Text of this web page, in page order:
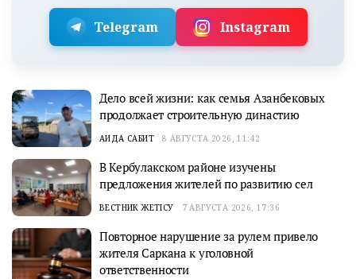
Telegram Instagram
Дело всей жизни: как семья Азанбековых
продолжает строительную династию
АИДА САБИТ 8 АВГУСТА 2026, 11:42
В Кербулакском районе изучены
предложения жителей по развитию сел
ВЕСТНИК ЖЕТІСУ 7 АВГУСТА 2026, 17:36
Повторное нарушение за рулем привело
жителя Саркана к уголовной
ответственности